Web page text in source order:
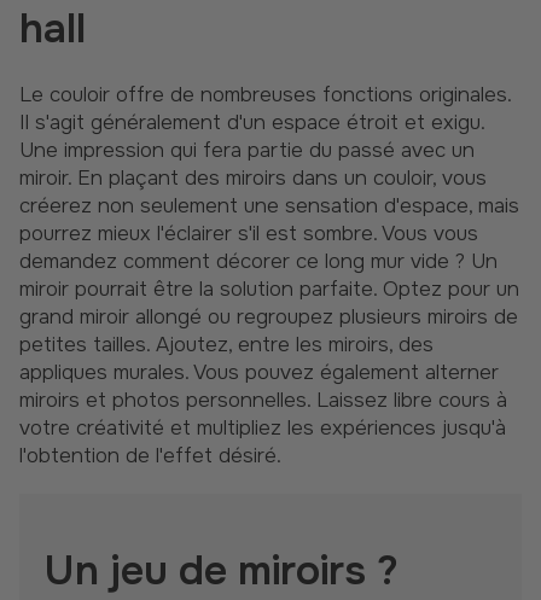
hall
Le couloir offre de nombreuses fonctions originales.
Il s'agit généralement d'un espace étroit et exigu.
Une impression qui fera partie du passé avec un
miroir. En plaçant des miroirs dans un couloir, vous
créerez non seulement une sensation d'espace, mais
pourrez mieux l'éclairer s'il est sombre. Vous vous
demandez comment décorer ce long mur vide ? Un
miroir pourrait être la solution parfaite. Optez pour un
grand miroir allongé ou regroupez plusieurs miroirs de
petites tailles. Ajoutez, entre les miroirs, des
appliques murales. Vous pouvez également alterner
miroirs et photos personnelles. Laissez libre cours à
votre créativité et multipliez les expériences jusqu'à
l'obtention de l'effet désiré.
Un jeu de miroirs ?